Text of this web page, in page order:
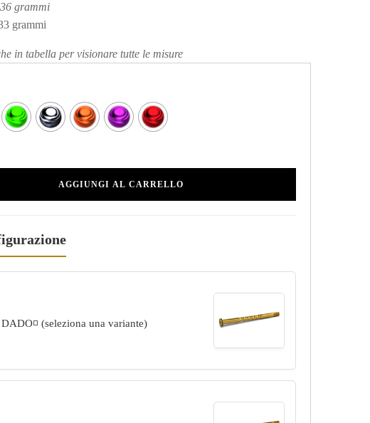
36 grammi
grammi
in tabella per visionare tutte le misure
AGGIUNGI AL CARRELLO
DADO◽ (seleziona una variante)